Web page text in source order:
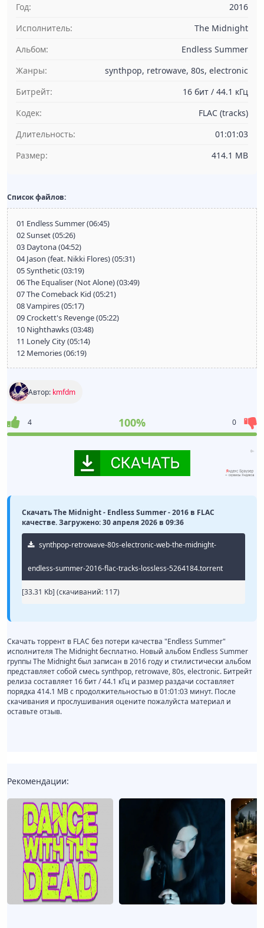
Год:
2016
Исполнитель:
The Midnight
Альбом:
Endless Summer
Жанры:
synthpop, retrowave, 80s, electronic
Битрейт:
16 бит / 44.1 кГц
Кодек:
FLAC (tracks)
Длительность:
01:01:03
Размер:
414.1 MB
Список файлов:
01 Endless Summer (06:45)
02 Sunset (05:26)
03 Daytona (04:52)
04 Jason (feat. Nikki Flores) (05:31)
05 Synthetic (03:19)
06 The Equaliser (Not Alone) (03:49)
07 The Comeback Kid (05:21)
08 Vampires (05:17)
09 Crockett's Revenge (05:22)
10 Nighthawks (03:48)
11 Lonely City (05:14)
12 Memories (06:19)
Автор: kmfdm
4 100% 0
Скачать The Midnight - Endless Summer - 2016 в FLAC
качестве. Загружено: 30 апреля 2026 в 09:36
synthpop-retrowave-80s-electronic-web-the-midnight-
endless-summer-2016-flac-tracks-lossless-5264184.torrent
[33.31 Kb] (cкачиваний: 117)
Скачать торрент в FLAC без потери качества "Endless Summer"
исполнителя The Midnight бесплатно. Новый альбом Endless Summer
группы The Midnight был записан в 2016 году и стилистически альбом
представляет собой смесь synthpop, retrowave, 80s, electronic. Битрейт
релиза составляет 16 бит / 44.1 кГц и размер раздачи составляет
порядка 414.1 MB с продолжительностью в 01:01:03 минут. После
скачивания и прослушивания оцените пожалуйста материал и
оставьте отзыв.
Рекомендации: